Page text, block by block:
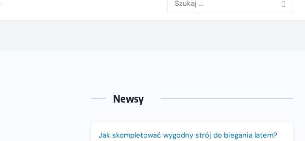
Newsy
Jak skompletować wygodny strój do biegania latem?